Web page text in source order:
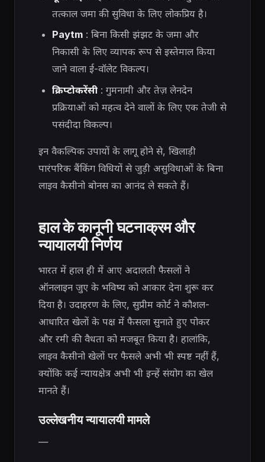
तत्काल जमा की सुविधा के लिए लोकप्रिय है।
Paytm: बिना किसी झंझट के जमा और
निकासी के लिए व्यापक रूप से इस्तेमाल किया
जाने वाला ई-वॉलेट विकल्प।
क्रिप्टोकरेंसी: गुमनामी और तेज़ लेनदेन
प्रक्रियाओं को महत्व देने वालों के लिए एक तेजी से
पसंदीदा विकल्प।
इन वैकल्पिक उपायों के लागू होने से, खिलाड़ी
पारंपरिक बैंकिंग विधियों से जुड़ी असुविधाओं के बिना
लाइव कैसीनो बोनस का आनंद ले सकते हैं।
हाल के कानूनी घटनाक्रम और
न्यायालयी निर्णय
भारत में हाल ही में आए अदालती फैसलों ने
ऑनलाइन जुए के भविष्य को आकार देना शुरू कर
दिया है। उदाहरण के लिए, सुप्रीम कोर्ट ने कौशल-
आधारित खेलों के पक्ष में फैसला सुनाते हुए पोकर
और रमी की वैधता को मजबूत किया है। हालांकि,
लाइव कैसीनो खेलों पर फैसले अभी भी स्पष्ट नहीं हैं,
क्योंकि कई न्यायक्षेत्र अभी भी इन्हें संयोग का खेल
मानते हैं।
उल्लेखनीय न्यायालयी मामले
—